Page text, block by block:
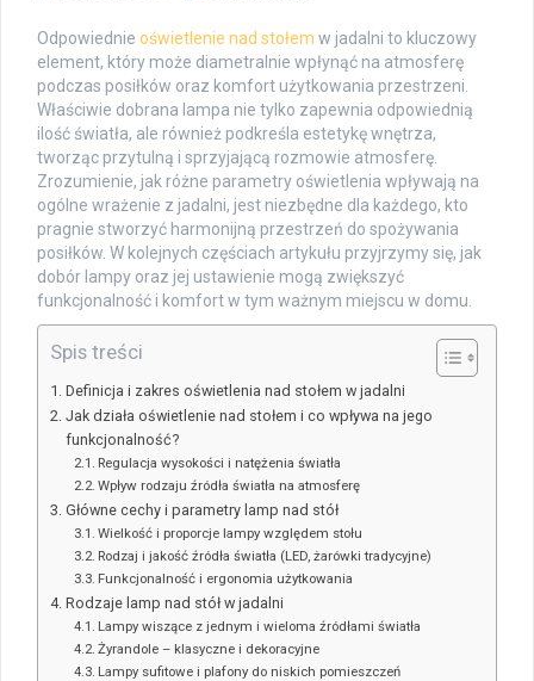
Odpowiednie oświetlenie nad stołem w jadalni to kluczowy
element, który może diametralnie wpłynąć na atmosferę
podczas posiłków oraz komfort użytkowania przestrzeni.
Właściwie dobrana lampa nie tylko zapewnia odpowiednią
ilość światła, ale również podkreśla estetykę wnętrza,
tworząc przytulną i sprzyjającą rozmowie atmosferę.
Zrozumienie, jak różne parametry oświetlenia wpływają na
ogólne wrażenie z jadalni, jest niezbędne dla każdego, kto
pragnie stworzyć harmonijną przestrzeń do spożywania
posiłków. W kolejnych częściach artykułu przyjrzymy się, jak
dobór lampy oraz jej ustawienie mogą zwiększyć
funkcjonalność i komfort w tym ważnym miejscu w domu.
Spis treści
Definicja i zakres oświetlenia nad stołem w jadalni
Jak działa oświetlenie nad stołem i co wpływa na jego
funkcjonalność?
Regulacja wysokości i natężenia światła
Wpływ rodzaju źródła światła na atmosferę
Główne cechy i parametry lamp nad stół
Wielkość i proporcje lampy względem stołu
Rodzaj i jakość źródła światła (LED, żarówki tradycyjne)
Funkcjonalność i ergonomia użytkowania
Rodzaje lamp nad stół w jadalni
Lampy wiszące z jednym i wieloma źródłami światła
Żyrandole – klasyczne i dekoracyjne
Lampy sufitowe i plafony do niskich pomieszczeń